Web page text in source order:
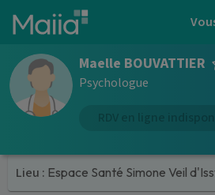
Aller au contenu principal
Maelle BOUVATTIER
Psychologue
Lieu : Espace Santé Simone Veil d'Issy-les-